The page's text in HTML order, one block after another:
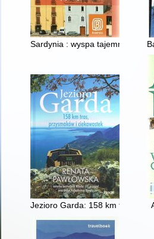
Sardynia : wyspa tajemnic
Jezioro Garda: 158 km tras,